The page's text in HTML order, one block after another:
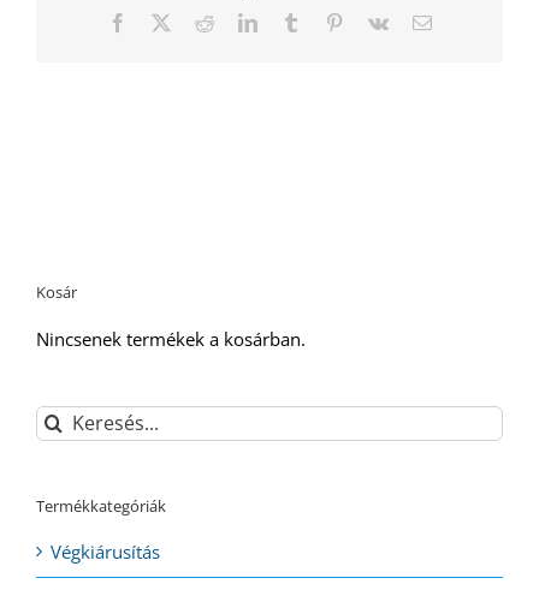
Facebook
TwitterRedditLinkedInTumblr Pinterest
Vk Email:
Kosár
Nincsenek termékek a kosárban.
Keresés...
Termékkategóriák
Végkiárusítás